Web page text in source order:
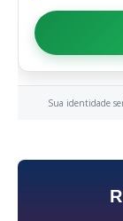
Sua identidade